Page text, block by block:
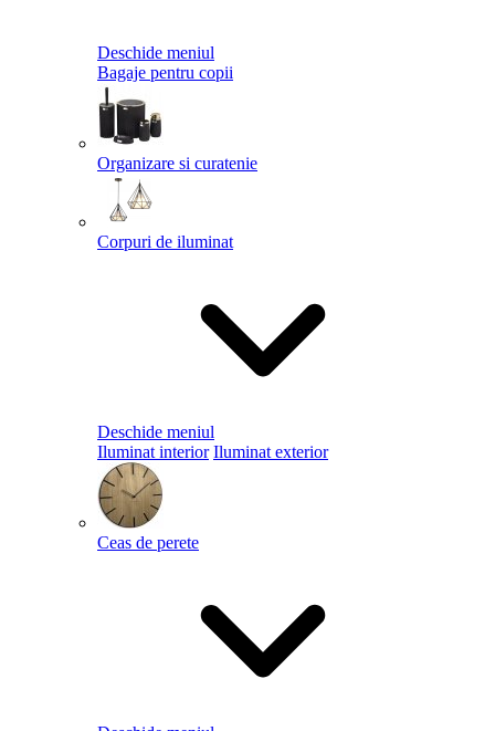
Deschide meniul
Bagaje pentru copii
Organizare si curatenie
Corpuri de iluminat
Deschide meniul
Iluminat interior Iluminat exterior
Ceas de perete